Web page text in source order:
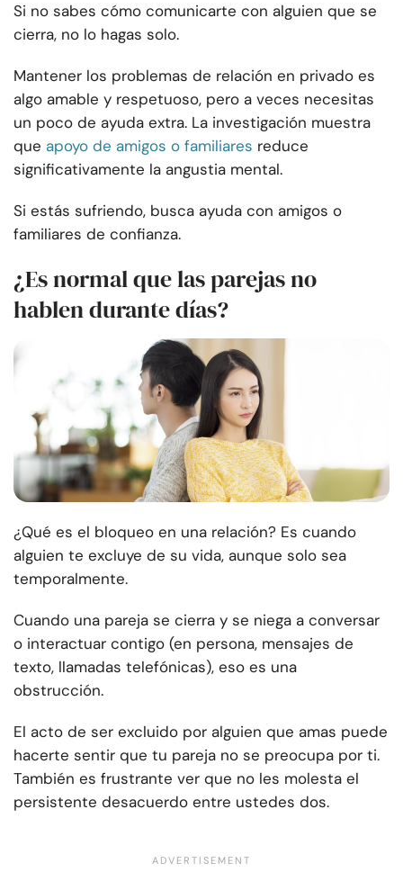
Si no sabes cómo comunicarte con alguien que se
cierra, no lo hagas solo.
Mantener los problemas de relación en privado es
algo amable y respetuoso, pero a veces necesitas
un poco de ayuda extra. La investigación muestra
que apoyo de amigos o familiares reduce
significativamente la angustia mental.
Si estás sufriendo, busca ayuda con amigos o
familiares de confianza.
¿Es normal que las parejas no
hablen durante días?
¿Qué es el bloqueo en una relación? Es cuando
alguien te excluye de su vida, aunque solo sea
temporalmente.
Cuando una pareja se cierra y se niega a conversar
o interactuar contigo (en persona, mensajes de
texto, llamadas telefónicas), eso es una
obstrucción.
El acto de ser excluido por alguien que amas puede
hacerte sentir que tu pareja no se preocupa por ti.
También es frustrante ver que no les molesta el
persistente desacuerdo entre ustedes dos.